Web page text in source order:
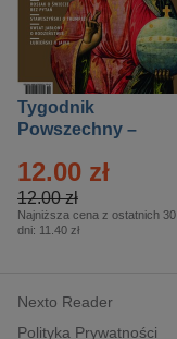
Tygodnik
Powszechny –
12.00 zł
12.00 zł
Najniższa cena z ostatnich 30
dni: 11.40 zł
Nexto Reader
Polityka Prywatności